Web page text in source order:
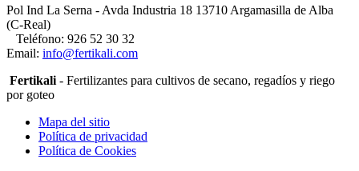
Pol Ind La Serna - Avda Industria 18 13710 Argamasilla de Alba
(C-Real)
Teléfono: 926 52 30 32
Email:
Fertikali - Fertilizantes para cultivos de secano, regadíos y riego
por goteo
Mapa del sitio
Política de privacidad
Política de Cookies